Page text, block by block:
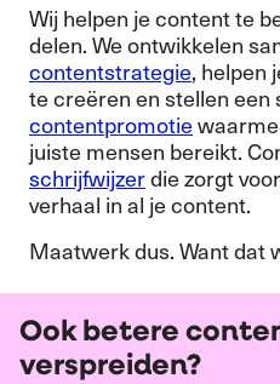
Wij helpen je content te
delen. We ontwikkelen
contentstrategie, helpen
te creëren en stellen een
contentpromotie
juiste mensen bereikt.
schrijfwijzerdie zorgt
verhaal in al je content.
Maatwerk dus. Want dat
Ook betere
verspreiden?